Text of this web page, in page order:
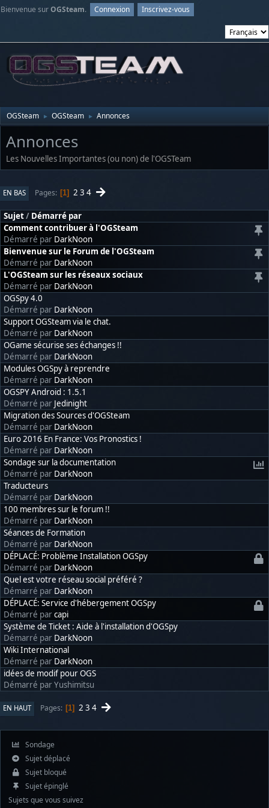
Bienvenue surOGSteam. Connexion Inscrivez-vous
OGSteam ► OGSteam ► Annonces
Annonces
Les Nouvelles Importantes (ou non) de l'OGSTeam
EN BAS Pages 1 2 3 4
Sujet/ Démarré par
Comment contribuer à l'OGSteam
Démarré par DarkNoon
Bienvenue sur le Forum de l'OGSteam
Démarré par DarkNoon
L'OGSteam sur les réseaux sociaux
Démarré par DarkNoon
OGSpy 4.0
Démarré par DarkNoon
Support OGSteam via le chat.
Démarré par DarkNoon
OGame sécurise ses échanges !!
Démarré par DarkNoon
Modules OGSpy à reprendre
Démarré par DarkNoon
OGSPY Android : 1.5.1
Démarré par Jedinight
Migration des Sources d'OGSteam
Démarré par DarkNoon
Euro 2016 En France: Vos Pronostics !
Démarré par DarkNoon
Sondage sur la documentation
Démarré par DarkNoon
Traducteurs
Démarré par DarkNoon
100 membres sur le forum !!
Démarré par DarkNoon
Séances de Formation
Démarré par DarkNoon
DÉPLACÉ: Problème Installation OGSpy
Démarré par DarkNoon
Quel est votre réseau social préféré ?
Démarré par DarkNoon
DÉPLACÉ: Service d'hébergement OGSpy
Démarré parcapi
Système de Ticket : Aide à l'installation d'OGSpy
Démarré par DarkNoon
Wiki International
Démarré par DarkNoon
idées de modif pour OGS
Démarré par Yushimitsu
EN HAUT Pages 1 2 3 4
Sondage
Sujet déplacé
Sujet bloqué
Sujet épinglé
Sujets que vous suivez